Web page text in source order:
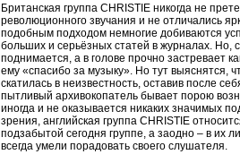
Британская группа CHRISTIE никогда не
революционного звучания и не отличались
подобным подходом немногие добиваются
больших и серьёзных статей в журналах. Но,
поднимается, а в голове прочно застревает
ему «спасибо за музыку». Но тут выяснятся,
скатилась в неизвестность, оставив после
пытливый архивокопатель бывает порою
иногда и не оказывается никаких значимых
зрения, английская группа CHRISTIE
подзабытой сегодня группе, а заодно – в их
всегда умели порадовать своего слушателя.